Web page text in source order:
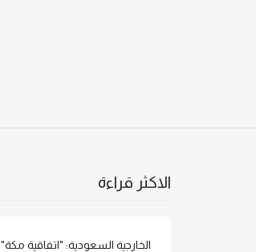
الاكثر قراءة
الخارجية السعودية: "اتفاقية مكة"